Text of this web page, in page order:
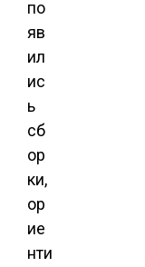
по
яв
ил
ис
ь
сб
ор
ки,
ор
ие
нти